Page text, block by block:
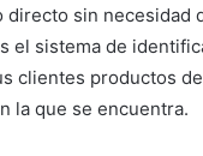
directo sin necesidad
el sistema de
clientes productos
la que se encuentra.